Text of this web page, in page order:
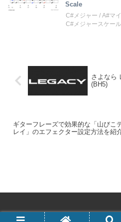
Scale
C#メジャー / A#マ
C#メジャースケー
さよなら
(BH5)
ギターフレーズで効果的な「山びこ
レイ」のエフェクター設定方法を紹